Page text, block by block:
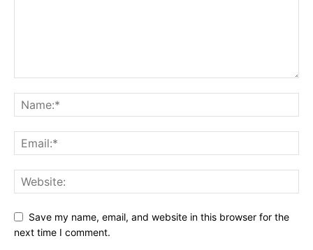
Save my name, email, and website in this browser for the
next time I comment.